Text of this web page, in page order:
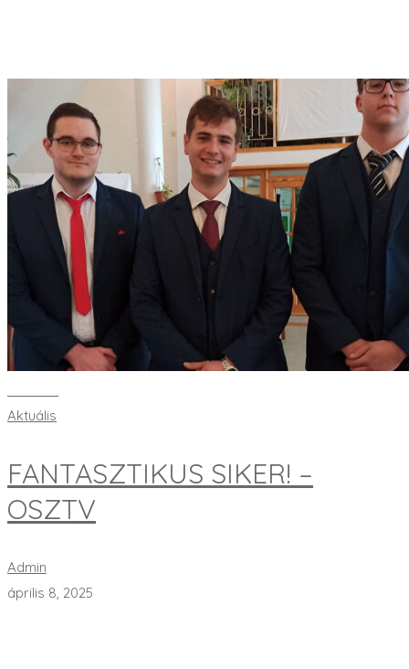
Aktuális
FANTASZTIKUS SIKER! –
OSZTV
Admin
április 8, 2025